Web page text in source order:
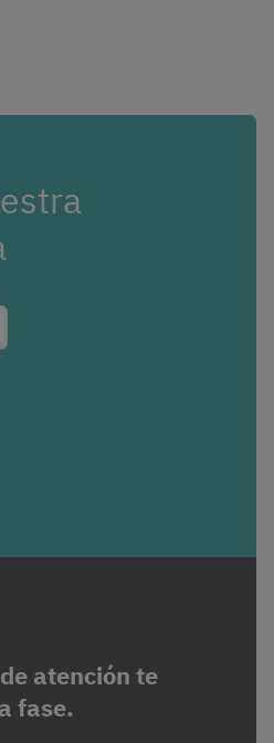
atención te
fase.